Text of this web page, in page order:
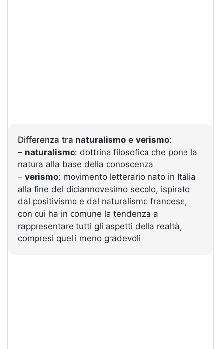
Differenza tra naturalismo e verismo:
– naturalismo: dottrina filosofica che pone la
natura alla base della conoscenza
– verismo: movimento letterario nato in Italia
alla fine del diciannovesimo secolo, ispirato
dal positivismo e dal naturalismo francese,
con cui ha in comune la tendenza a
rappresentare tutti gli aspetti della realtà,
compresi quelli meno gradevoli